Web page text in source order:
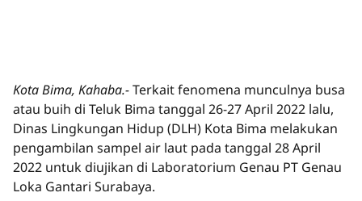
Kota Bima, Kahaba.-Terkait fenomena munculnya busa
atau buih di Teluk Bima tanggal 26-27 April 2022 lalu,
Dinas Lingkungan Hidup (DLH) Kota Bima melakukan
pengambilan sampel air laut pada tanggal 28 April
2022 untuk diujikan di Laboratorium Genau PT Genau
Loka Gantari Surabaya.